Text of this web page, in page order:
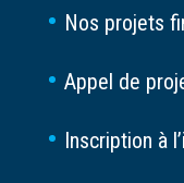
Nos projets
Appel de
Inscription à